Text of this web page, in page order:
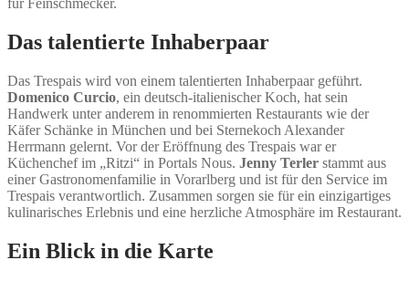
für Feinschmecker.
Das talentierte Inhaberpaar
Das Trespais wird von einem talentierten Inhaberpaar geführt.
Domenico Curcio, ein deutsch-italienischer Koch, hat sein
Handwerk unter anderem in renommierten Restaurants wie der
Käfer Schänke in München und bei Sternekoch Alexander
Herrmann gelernt. Vor der Eröffnung des Trespais war er
Küchenchef im „Ritzi“ in Portals Nous. Jenny Terler stammt aus
einer Gastronomenfamilie in Vorarlberg und ist für den Service im
Trespais verantwortlich. Zusammen sorgen sie für ein einzigartiges
kulinarisches Erlebnis und eine herzliche Atmosphäre im Restaurant.
Ein Blick in die Karte